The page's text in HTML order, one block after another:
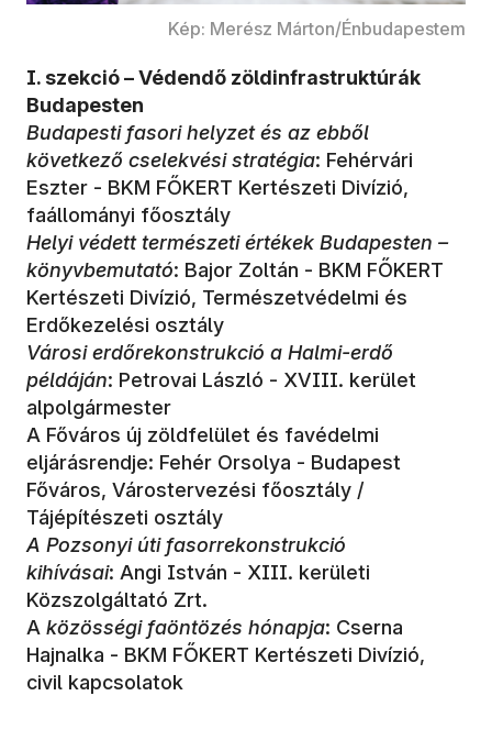
Kép: Merész Márton/Énbudapestem
I. szekció – Védendő zöldinfrastruktúrák
Budapesten
Budapesti fasori helyzet és az ebből
következő cselekvési stratégia: Fehérvári
Eszter - BKM FŐKERT Kertészeti Divízió,
faállományi főosztály
Helyi védett természeti értékek Budapesten –
könyvbemutató: Bajor Zoltán - BKM FŐKERT
Kertészeti Divízió, Természetvédelmi és
Erdőkezelési osztály
Városi erdőrekonstrukció a Halmi-erdő
példáján: Petrovai László - XVIII. kerület
alpolgármester
A Főváros új zöldfelület és favédelmi
eljárásrendje: Fehér Orsolya - Budapest
Főváros, Várostervezési főosztály /
Tájépítészeti osztály
A Pozsonyi úti fasorrekonstrukció
kihívásai: Angi István - XIII. kerületi
Közszolgáltató Zrt.
A közösségi faöntözés hónapja: Cserna
Hajnalka - BKM FŐKERT Kertészeti Divízió,
civil kapcsolatok